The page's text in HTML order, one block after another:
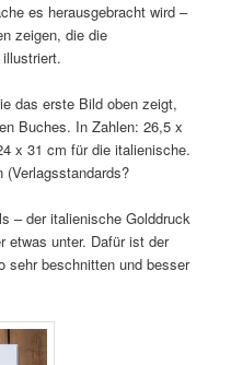
es herausgebracht wird –
zeigen, die die
das erste Bild oben zeigt,
Buches. In Zahlen: 26,5 x
x 31 cm für die italienische.
(Verlagsstandards?
– der italienische Golddruck
etwas unter. Dafür ist der
sehr beschnitten und besser